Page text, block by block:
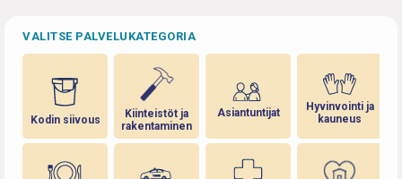
VALITSE PALVELUKATEGORIA
Kodin siivous
Kiinteistöt ja
rakentaminen
Asiantuntijat
Hyvinvointi ja
kauneus